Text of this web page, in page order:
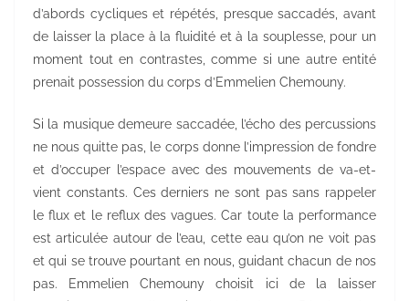
d’abords cycliques et répétés, presque saccadés, avant
de laisser la place à la fluidité et à la souplesse, pour un
moment tout en contrastes, comme si une autre entité
prenait possession du corps d’Emmelien Chemouny.
Si la musique demeure saccadée, l’écho des percussions
ne nous quitte pas, le corps donne l’impression de fondre
et d’occuper l’espace avec des mouvements de va-et-
vient constants. Ces derniers ne sont pas sans rappeler
le flux et le reflux des vagues. Car toute la performance
est articulée autour de l’eau, cette eau qu’on ne voit pas
et qui se trouve pourtant en nous, guidant chacun de nos
pas. Emmelien Chemouny choisit ici de la laisser